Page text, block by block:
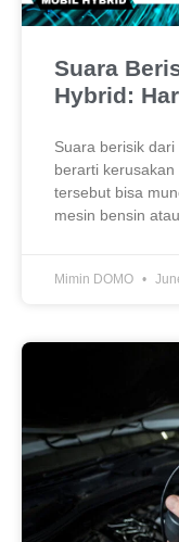
Suara
Hybrid:
Suara berisik
berarti
tersebut bisa
mesin bensin atau
Mimin DOMO